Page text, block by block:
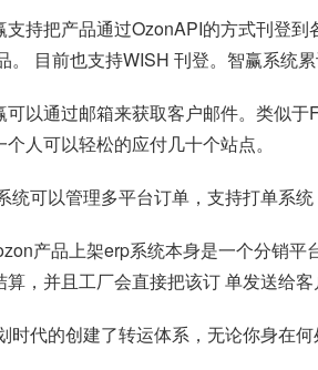
支持把产品通过OzonAPI的方式刊登
。 目前也支持WISH 刊登。智赢系统
可以通过邮箱来获取客户邮件。类似
人可以轻松的应付几十个站点。
统可以管理多平台订单，支持打单系
产品上架erp系统本身是一个分销
，并且工厂会直接把该订 单发送给客
时代的创建了转运体系，无论你身在